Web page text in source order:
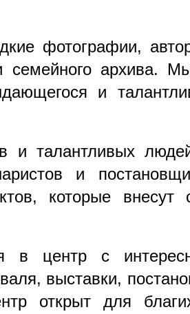
фотографии,
семейного архива.
и
и талантливых
и
которые
в центр с
выставки,
открыт для